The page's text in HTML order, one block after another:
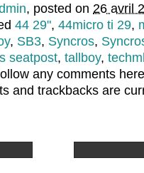
, posted on 26 avril
44 29", 44micro ti 29,
, SB3, Syncros,
seatpost, tallboy,
any comments
and trackbacks are